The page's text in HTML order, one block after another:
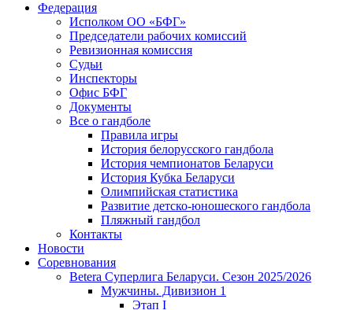
Федерация
Исполком ОО «БФГ»
Председатели рабочих комиссий
Ревизионная комиссия
Судьи
Инспекторы
Офис БФГ
Документы
Все о гандболе
Правила игры
История белорусского гандбола
История чемпионатов Беларуси
История Кубка Беларуси
Олимпийская статистика
Развитие детско-юношеского гандбола
Пляжный гандбол
Контакты
Новости
Соревнования
Betera Суперлига Беларуси. Сезон 2025/2026
Мужчины. Дивизион 1
Этап I